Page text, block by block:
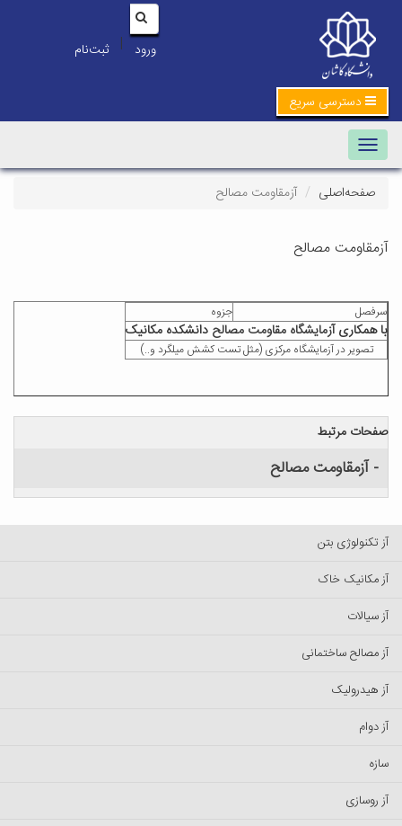
ورود | ثبت‌نام
دسترسی سریع
Toggle navigation
صفحه‌اصلی آزمقاومت مصالح
آزمقاومت مصالح
سرفصل جزوه
با همکاریآزمایشگاه مقاومت مصالح دانشکده مکانیک
تصویر در آزمایشگاه مرکزی (مثل تست کشش میلگرد و..)
صفحات مرتبط
- آزمقاومت مصالح
آز تکنولوژی بتن
آز مکانیک خاک
آز سیالات
آز مصالح ساختمانی
آز هیدرولیک
آز دوام
سازه
آز روسازی